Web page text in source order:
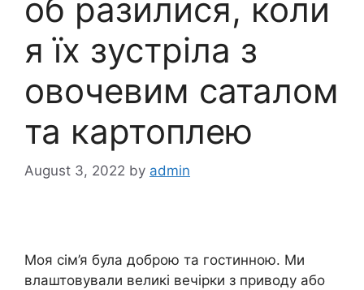
об разилися, коли
я їх зустріла з
овочевим саталом
та картоплею
August 3, 2022 by admin
Моя сім’я була доброю та гостинною. Ми
влаштовували великі вечірки з приводу або